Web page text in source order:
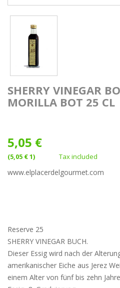
SHERRY VINEGAR
MORILLA BOT 25 CL
5,05 €
(5,05 € 1) Tax included
www.elplacerdelgourmet.com
Reserve 25
SHERRY VINEGAR BUCH.
Dieser Essig wird nach der
amerikanischer Eiche aus Jerez
einem Alter von fünf bis zehn